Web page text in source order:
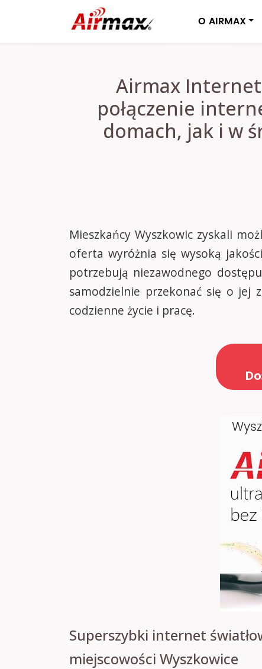
O AIRMAX
Airmax Internet
połączenie
domach, jak i w
Mieszkańcy Wyszkowic zyskali
oferta wyróżnia się wysoką
potrzebują niezawodnego
samodzielnie przekonać się o jej
codzienne życie i pracę.
Superszybki internet
miejscowości Wyszkowice